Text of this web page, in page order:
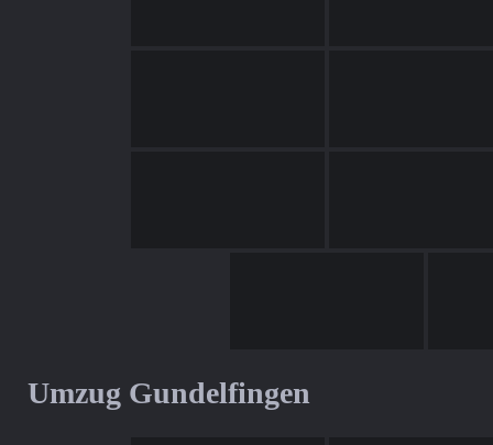
Umzug Gundelfingen